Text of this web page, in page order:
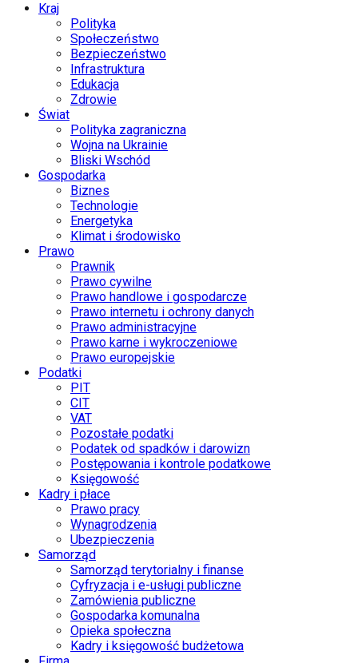
Kraj
Polityka
Społeczeństwo
Bezpieczeństwo
Infrastruktura
Edukacja
Zdrowie
Świat
Polityka zagraniczna
Wojna na Ukrainie
Bliski Wschód
Gospodarka
Biznes
Technologie
Energetyka
Klimat i środowisko
Prawo
Prawnik
Prawo cywilne
Prawo handlowe i gospodarcze
Prawo internetu i ochrony danych
Prawo administracyjne
Prawo karne i wykroczeniowe
Prawo europejskie
Podatki
PIT
CIT
VAT
Pozostałe podatki
Podatek od spadków i darowizn
Postępowania i kontrole podatkowe
Księgowość
Kadry i płace
Prawo pracy
Wynagrodzenia
Ubezpieczenia
Samorząd
Samorząd terytorialny i finanse
Cyfryzacja i e-usługi publiczne
Zamówienia publiczne
Gospodarka komunalna
Opieka społeczna
Kadry i księgowość budżetowa